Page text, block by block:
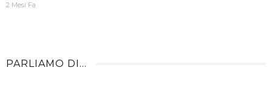
2 Mesi Fa
PARLIAMO DI…